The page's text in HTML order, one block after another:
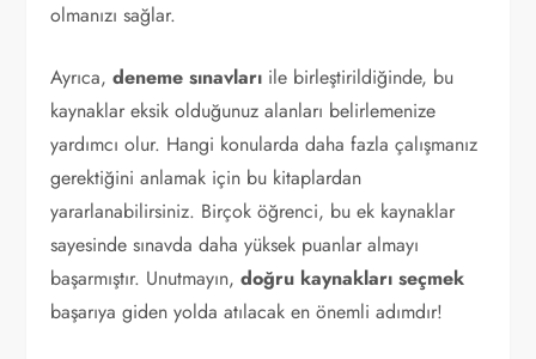
olmanızı sağlar.
Ayrıca,deneme sınavları ile birleştirildiğinde, bu
kaynaklar eksik olduğunuz alanları belirlemenize
yardımcı olur. Hangi konularda daha fazla çalışmanız
gerektiğini anlamak için bu kitaplardan
yararlanabilirsiniz. Birçok öğrenci, bu ek kaynaklar
sayesinde sınavda daha yüksek puanlar almayı
başarmıştır. Unutmayın,doğru kaynakları seçmek
başarıya giden yolda atılacak en önemli adımdır!